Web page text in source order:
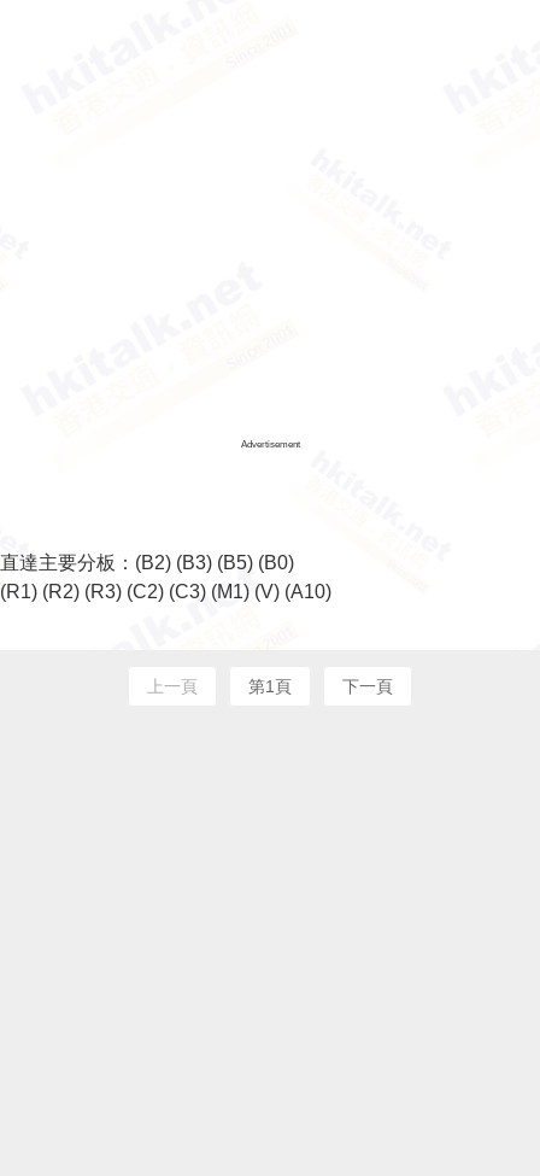
Advertisement
直達主要分板： (B2) (B3) (B5) (B0)
(R1) (R2) (R3) (C2) (C3) (M1) (V) (A10)
上一頁 第1頁 下一頁